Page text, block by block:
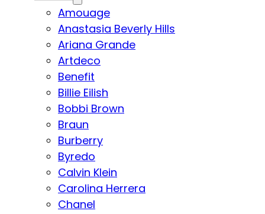
Amouage
Anastasia Beverly Hills
Ariana Grande
Artdeco
Benefit
Billie Eilish
Bobbi Brown
Braun
Burberry
Byredo
Calvin Klein
Carolina Herrera
Chanel